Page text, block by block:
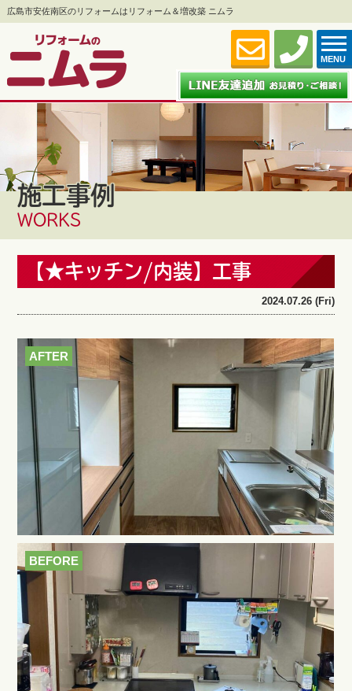
広島市安佐南区のリフォームはリフォーム＆増改築 ニムラ
MENU
施工事例
WORKS
【★キッチン/内装】工事
2024.07.26 (Fri)
AFTER
BEFORE